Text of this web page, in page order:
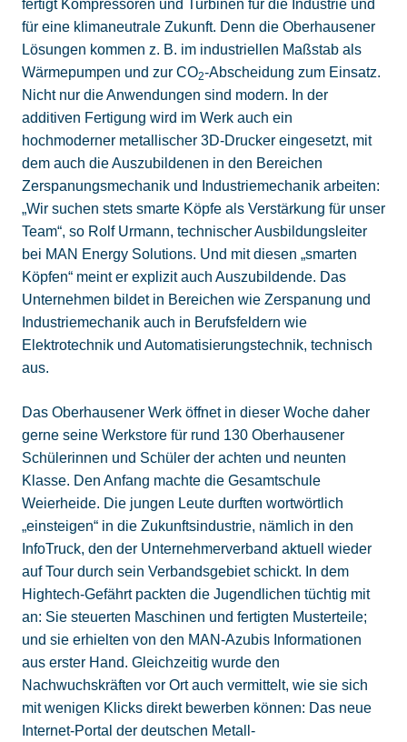
fertigt Kompressoren und Turbinen für die Industrie und
für eine klimaneutrale Zukunft. Denn die Oberhausener
Lösungen kommen z. B. im industriellen Maßstab als
Wärmepumpen und zur CO2-Abscheidung zum Einsatz.
Nicht nur die Anwendungen sind modern. In der
additiven Fertigung wird im Werk auch ein
hochmoderner metallischer 3D-Drucker eingesetzt, mit
dem auch die Auszubildenen in den Bereichen
Zerspanungsmechanik und Industriemechanik arbeiten:
„Wir suchen stets smarte Köpfe als Verstärkung für unser
Team“, so Rolf Urmann, technischer Ausbildungsleiter
bei MAN Energy Solutions. Und mit diesen „smarten
Köpfen“ meint er explizit auch Auszubildende. Das
Unternehmen bildet in Bereichen wie Zerspanung und
Industriemechanik auch in Berufsfeldern wie
Elektrotechnik und Automatisierungstechnik, technisch
aus.
Das Oberhausener Werk öffnet in dieser Woche daher
gerne seine Werkstore für rund 130 Oberhausener
Schülerinnen und Schüler der achten und neunten
Klasse. Den Anfang machte die Gesamtschule
Weierheide. Die jungen Leute durften wortwörtlich
„einsteigen“ in die Zukunftsindustrie, nämlich in den
InfoTruck, den der Unternehmerverband aktuell wieder
auf Tour durch sein Verbandsgebiet schickt. In dem
Hightech-Gefährt packten die Jugendlichen tüchtig mit
an: Sie steuerten Maschinen und fertigten Musterteile;
und sie erhielten von den MAN-Azubis Informationen
aus erster Hand. Gleichzeitig wurde den
Nachwuchskräften vor Ort auch vermittelt, wie sie sich
mit wenigen Klicks direkt bewerben können: Das neue
Internet-Portal der deutschen Metall-